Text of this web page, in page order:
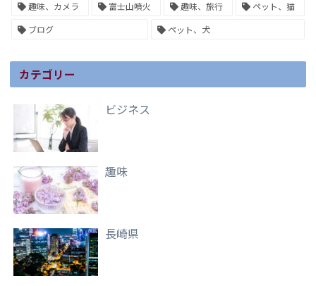
趣味、カメラ
富士山噴火 趣味、旅行
ペット、猫
ブログ
ペット、犬
カテゴリー
ビジネス
趣味
長崎県